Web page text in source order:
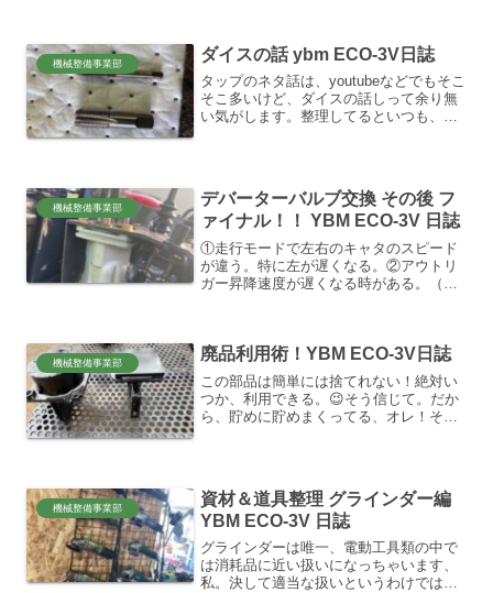
の自分では、知り得なか...
機械整備事業部 ダイスの話 ybm ECO-3V日誌
タップのネタ話は、youtubeなどでもそこ
そこ多いけど、ダイスの話しって余り無
い気がします。整理してるといつも、必
メーカーのヤマワ...
機械整備事業部
デバーターバルブ交換 その後 フ
ァイナル！！ YBM ECO-3V 日誌
①走行モードで左右のキャタのスピード
が違う。特に左が遅くなる。②アウトリ
ガー昇降速度が遅くなる時がある。（パ
てしまう。④前側（掘削）...
機械整備事業部 廃品利用術！YBM ECO-3V日誌
この部品は簡単には捨てれない！絶対い
つか、利用できる。😉そう信じて。だか
ら、貯めに貯めまくってる、オレ！そ
用、ゴム防振ダンパーですね😉...
機械整備事業部
資材＆道具整理 グラインダー編
YBM ECO-3V 日誌
グラインダーは唯一、電動工具類の中で
は消耗品に近い扱いになっちゃいます、
私。決して適当な扱いというわけでは無